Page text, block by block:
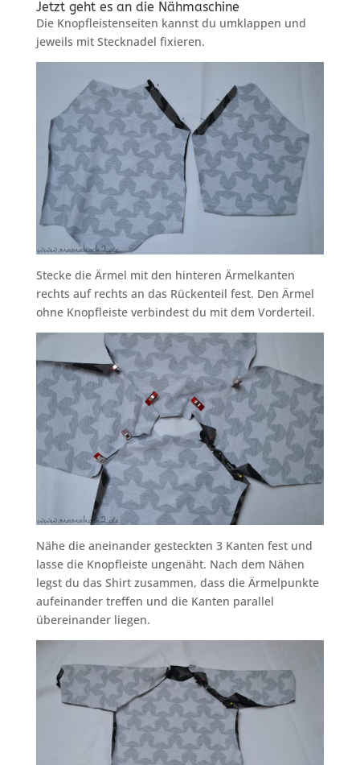
Jetzt geht es an die Nähmaschine
Die Knopfleistenseiten kannst du umklappen und
jeweils mit Stecknadel fixieren.
Stecke die Ärmel mit den hinteren Ärmelkanten
rechts auf rechts an das Rückenteil fest. Den Ärmel
ohne Knopfleiste verbindest du mit dem Vorderteil.
Nähe die aneinander gesteckten 3 Kanten fest und
lasse die Knopfleiste ungenäht. Nach dem Nähen
legst du das Shirt zusammen, dass die Ärmelpunkte
aufeinander treffen und die Kanten parallel
übereinander liegen.